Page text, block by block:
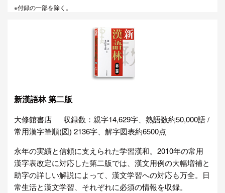
※付録の一部を除く。
新漢語林 第二版
大修館書店
収録数：親字14,629字、熟語数約50,000語 /
常用漢字筆順(図) 2136字、解字図表約6500点
永年の実績と信頼に支えられた学習漢和。2010年の常用
漢字表改定に対応した第二版では、漢文用例の大幅増補と
助字の詳しい解説によって、漢文学習への対応も万全。日
常生活と漢文学習、それぞれに必須の情報を収録。